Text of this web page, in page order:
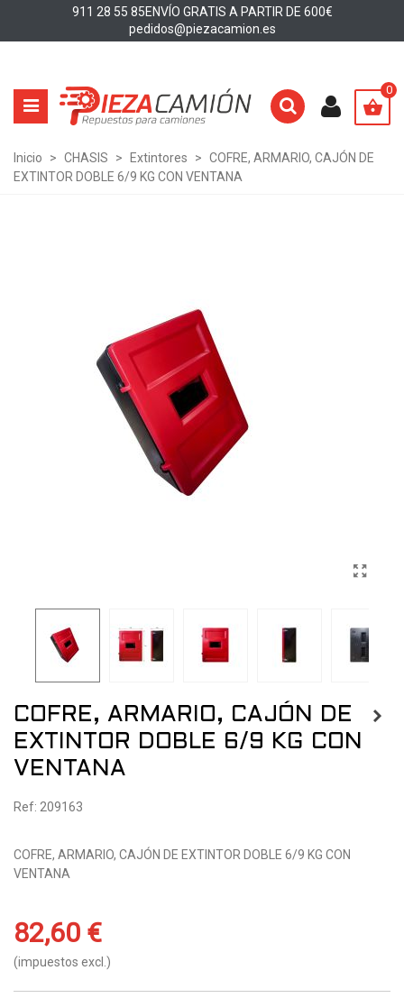
911 28 55 85ENVÍO GRATIS A PARTIR DE 600€
pedidos@piezacamion.es
0
Inicio > CHASIS > Extintores > COFRE, ARMARIO, CAJÓN DE
EXTINTOR DOBLE 6/9 KG CON VENTANA
COFRE, ARMARIO, CAJÓN DE
EXTINTOR DOBLE 6/9 KG CON
VENTANA
Ref: 209163
COFRE, ARMARIO, CAJÓN DE EXTINTOR DOBLE 6/9 KG CON
VENTANA
82,60 €
(impuestos excl.)